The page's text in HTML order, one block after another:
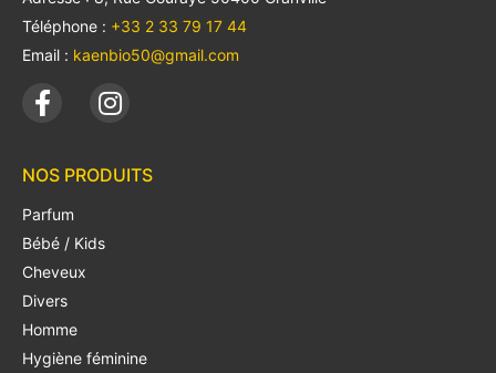
Téléphone : +33 2 33 79 17 44
Email : kaenbio50@gmail.com
NOS PRODUITS
Parfum
Bébé / Kids
Cheveux
Divers
Homme
Hygiène féminine